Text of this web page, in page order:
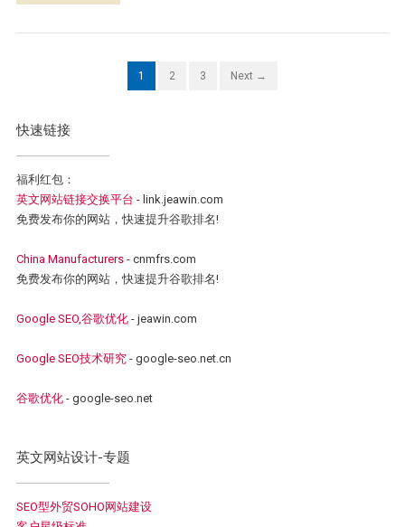
1 2 3 Next →
快速链接
福利红包：
英文网站链接交换平台 - link.jeawin.com
免费发布你的网站，快速提升谷歌排名!
China Manufacturers- cnmfrs.com
免费发布你的网站，快速提升谷歌排名!
Google SEO,谷歌优化- jeawin.com
Google SEO技术研究- google-seo.net.cn
谷歌优化- google-seo.net
英文网站设计-专题
SEO型外贸SOHO网站建设